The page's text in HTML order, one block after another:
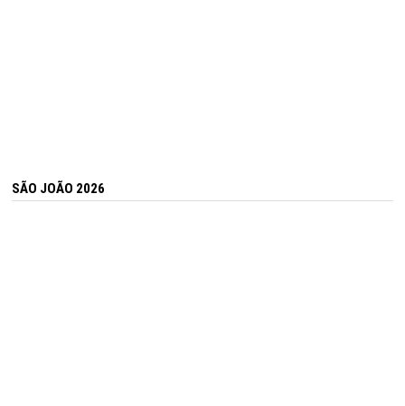
SÃO JOÃO 2026